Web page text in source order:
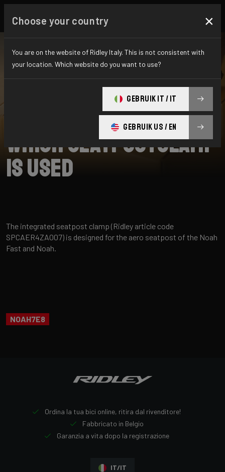
Which seatpostclamp
is used
The integrated seatpost clamp (Ridley article code
SPCAER4ZA007) is designed for the aero seatpost of the Noah
Fast and Noah.
NOAH7E8
Ordina la tua bici online, ritira dal rivenditore!
Fabbricato in Belgio
Garanzia a vita dopo la registrazione
IT/IT
Choose your country ×
You are on the website of Ridley Italy. This is not consistent with
your location. Which website do you want to use?
GEBRUIK IT / IT
GEBRUIK US / EN